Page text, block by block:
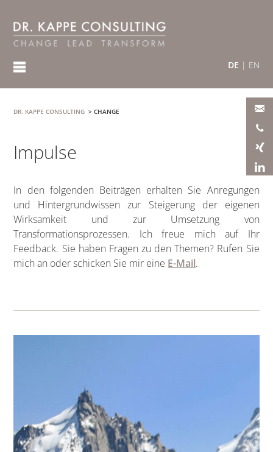
DE | EN
DR. KAPPE CONSULTING >CHANGE
Impulse
In den folgenden Beiträgen erhalten Sie Anregungen
und Hintergrundwissen zur Steigerung der eigenen
Wirksamkeit und zur Umsetzung von
Transformationsprozessen. Ich freue mich auf Ihr
Feedback. Sie haben Fragen zu den Themen? Rufen Sie
mich an oder schicken Sie mir eine E-Mail.